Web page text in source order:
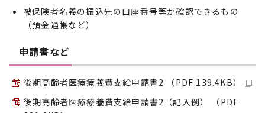
被保険者名義の振込先の口座番号等が確認できるもの
（預金通帳など）
申請書など
後期高齢者医療療養費支給申請書2 （PDF 139.4KB）
後期高齢者医療療養費支給申請書2（記入例） （PDF